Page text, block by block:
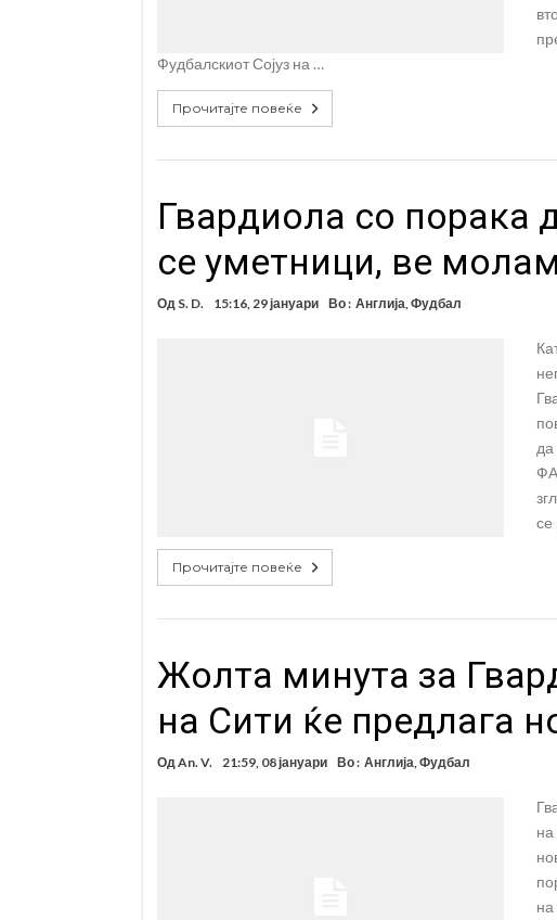
Фудбалскиот Сојуз на …
Прочитајте повеќе
Гвардиола со порака
се уметници, ве
Од S. D. 15:16, 29 јануари Во : Англија Фудбал
да
се
Прочитајте повеќе
Жолта минута за
на Сити ќе предлага
Од An. V. 21:59, 08 јануари Во : Англија Фудбал
на